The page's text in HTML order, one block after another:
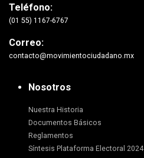
Teléfono:
(01 55) 1167-6767
Correo:
contacto@movimientociudadano.mx
Nosotros
Nuestra Historia
Documentos Básicos
Reglamentos
Síntesis Plataforma Electoral 2024